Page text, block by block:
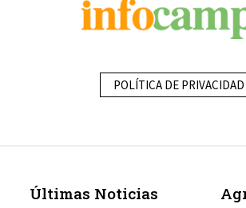
POLÍTICA DE PRIVACIDAD
Últimas Noticias